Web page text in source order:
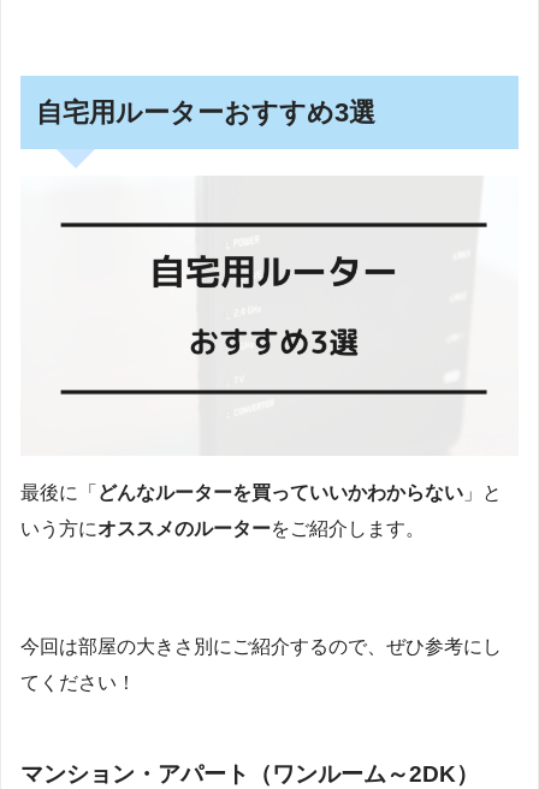
自宅用ルーターおすすめ3選
最後に「 どんなルーターを買っていいかわからない 」と
いう方にオススメのルーターをご紹介します。
今回は部屋の大きさ別にご紹介するので、ぜひ参考にし
てください！
マンション・アパート（ワンルーム～2DK）